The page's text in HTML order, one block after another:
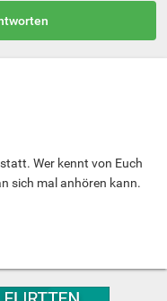
Wer kennt von Euch
sich mal anhören kann.